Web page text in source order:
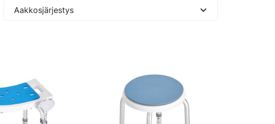
Aakkosjärjestys expand_more